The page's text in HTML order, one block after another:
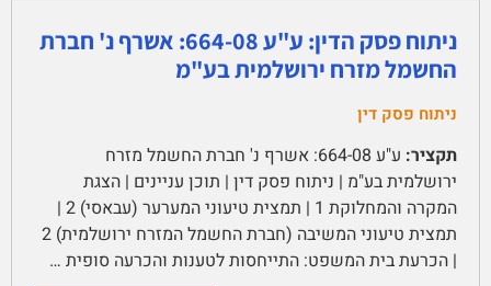
ניתוח פסק הדין: ע"ע 664-08: אשרף נ' חברת
החשמל מזרח ירושלמית בע"מ
ניתוח פסק דין
תקציר:
ע"ע 664-08: אשרף נ' חברת החשמל מזרח
ירושלמית בע"מ | ניתוח פסק דין | תוכן עניינים | הצגת
המקרה והמחלוקת 1 | תמצית טיעוני המערער (עבאסי) 2 |
תמצית טיעוני המשיבה (חברת החשמל המזרח ירושלמית) 2
| הכרעת בית המשפט: התייחסות לטענות והכרעה סופית …